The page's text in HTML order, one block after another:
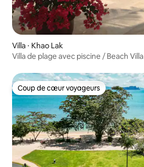
Villa ⋅ Khao Lak
Villa de plage avec piscine / Beach Villa
Coup de cœur voyageurs
Coup de cœur voyageurs